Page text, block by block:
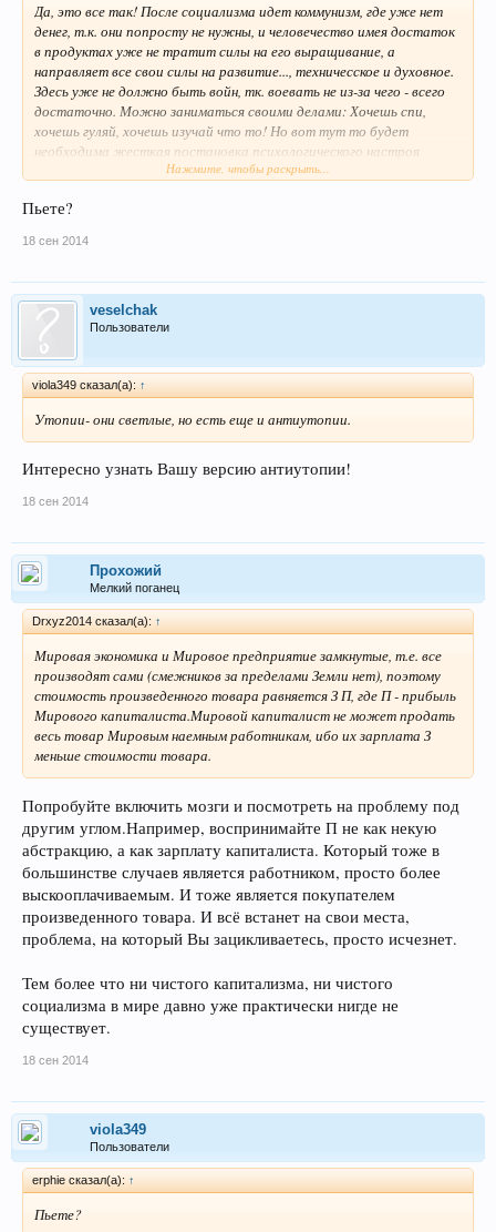
Да, это все так! После социализма идет коммунизм, где уже нет
денег, т.к. они попросту не нужны, и человечество имея достаток
в продуктах уже не тратит силы на его выращивание, а
направляет все свои силы на развитие..., техничесское и духовное.
Здесь уже не должно быть войн, тк. воевать не из-за чего - всего
достаточно. Можно заниматься своими делами: Хочешь спи,
хочешь гуляй, хочешь изучай что то! Но вот тут то будет
необходима жесткая постановка психологического настроя
воспитания человека как индивида. т.к. иначе он может стать
будет на чем ездить. Все двояко..., но видится в этом что то
Нажмите, чтобы раскрыть...
Пьете?
18 сен 2014
veselchak
Пользователи
viola349 сказал(а): ↑
Утопии- они светлые, но есть еще и антиутопии.
Интересно узнать Вашу версию антиутопии!
18 сен 2014
Прохожий
Мелкий поганец
Drxyz2014 сказал(а): ↑
Мировая экономика и Мировое предприятие замкнутые, т.е. все
производят сами (смежников за пределами Земли нет), поэтому
стоимость произведенного товара равняется З П, где П - прибыль
Мирового капиталиста.Мировой капиталист не может продать
весь товар Мировым наемным работникам, ибо их зарплата З
меньше стоимости товара.
Попробуйте включить мозги и посмотреть на проблему под
другим углом.Например, воспринимайте П не как некую
абстракцию, а как зарплату капиталиста. Который тоже в
большинстве случаев является работником, просто более
выскооплачиваемым. И тоже является покупателем
произведенного товара. И всё встанет на свои места,
проблема, на который Вы зацикливаетесь, просто исчезнет.
Тем более что ни чистого капитализма, ни чистого
социализма в мире давно уже практически нигде не
существует.
18 сен 2014
viola349
Пользователи
erphie сказал(а): ↑
Пьете?